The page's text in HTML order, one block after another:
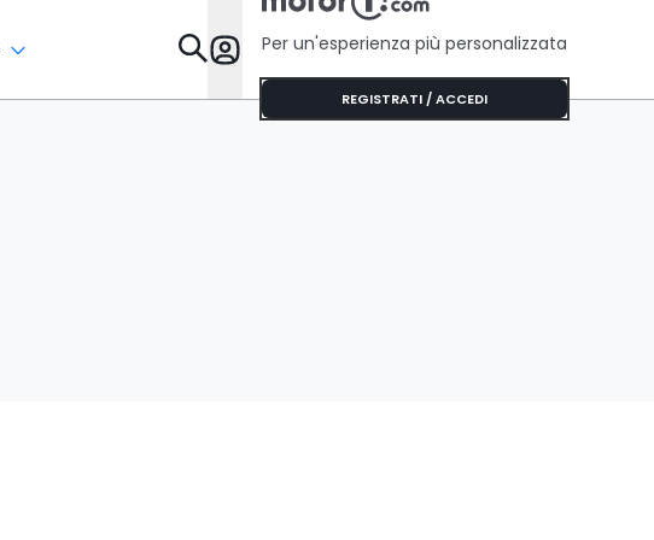
Da Sapere
Per un'esperienza più personalizzata
REGISTRATI / ACCEDI